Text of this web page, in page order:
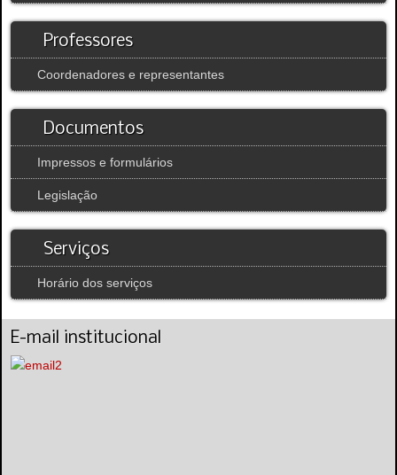
Professores
Coordenadores e representantes
Documentos
Impressos e formulários
Legislação
Serviços
Horário dos serviços
E-mail institucional